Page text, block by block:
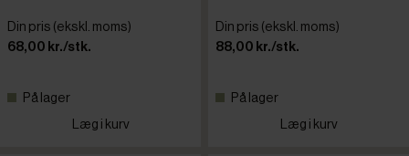
Din pris (ekskl. moms)
68,00 kr./stk.
På lager
Læg i kurv
Din pris (ekskl. moms)
88,00 kr./stk.
På lager
Læg i kurv